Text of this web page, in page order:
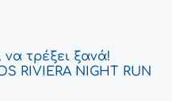
να τρέξει ξανά!
RIVIERA NIGHT RUN